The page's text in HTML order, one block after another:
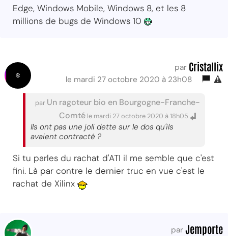
Edge, Windows Mobile, Windows 8, et les 8
millions de bugs de Windows 10
par Cristallix
le mardi 27 octobre 2020 à 23h08
par Un ragoteur bio en Bourgogne-Franche-
Comté le mardi 27 octobre 2020 à 18h05
Ils ont pas une joli dette sur le dos qu'ils
avaient contracté ?
Si tu parles du rachat d'ATI il me semble que c'est
fini. Là par contre le dernier truc en vue c'est le
rachat de Xilinx
par Jemporte